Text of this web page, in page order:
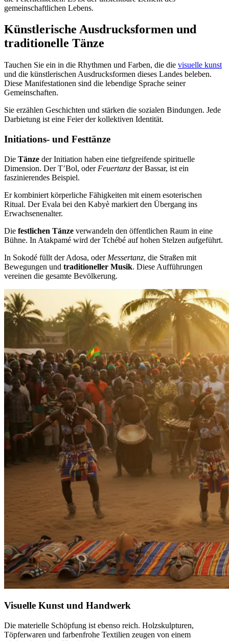
gemeinschaftlichen Lebens.
Künstlerische Ausdrucksformen und
traditionelle Tänze
Tauchen Sie ein in die Rhythmen und Farben, die die visuelle kunst
und die künstlerischen Ausdrucksformen dieses Landes beleben.
Diese Manifestationen sind die lebendige Sprache seiner
Gemeinschaften.
Sie erzählen Geschichten und stärken die sozialen Bindungen. Jede
Darbietung ist eine Feier der kollektiven Identität.
Initiations- und Festtänze
Die Tänze der Initiation haben eine tiefgreifende spirituelle
Dimension. Der T’Bol, oder Feuertanz der Bassar, ist ein
faszinierendes Beispiel.
Er kombiniert körperliche Fähigkeiten mit einem esoterischen
Ritual. Der Evala bei den Kabyè markiert den Übergang ins
Erwachsenenalter.
Die festlichen Tänze verwandeln den öffentlichen Raum in eine
Bühne. In Atakpamé wird der Tchébé auf hohen Stelzen aufgeführt.
In Sokodé füllt der Adosa, oder Messertanz, die Straßen mit
Bewegungen und traditioneller Musik. Diese Aufführungen
vereinen die gesamte Bevölkerung.
Visuelle Kunst und Handwerk
Die materielle Schöpfung ist ebenso reich. Holzskulpturen,
Töpferwaren und farbenfrohe Textilien zeugen von einem